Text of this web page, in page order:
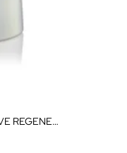
DECORTE AQ MELIORITY INTENSIVE REGENERATING DAY CREAM